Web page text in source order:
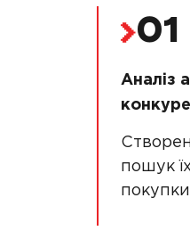
01
Аналіз
пошук